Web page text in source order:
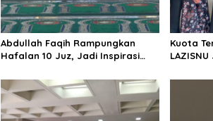
o
n
Abdullah Faqih Rampungkan
Hafalan 10 Juz, Jadi Inspirasi
Kuota